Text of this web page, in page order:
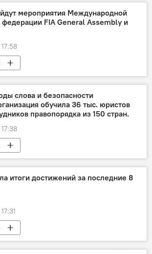
мероприятия Международной
FIA General Assembly и
слова и безопасности
обучила 36 тыс. юристов
правопорядка из 150 стран.
итоги достижений за последние 8